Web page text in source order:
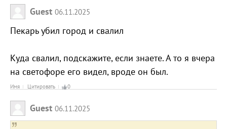
Guest 06.11.2025
Пекарь убил город и свалил
Куда свалил, подскажите, если знаете. А то я вчера
на светофоре его видел, вроде он был.
Имя Цитировать 0
Guest 06.11.2025